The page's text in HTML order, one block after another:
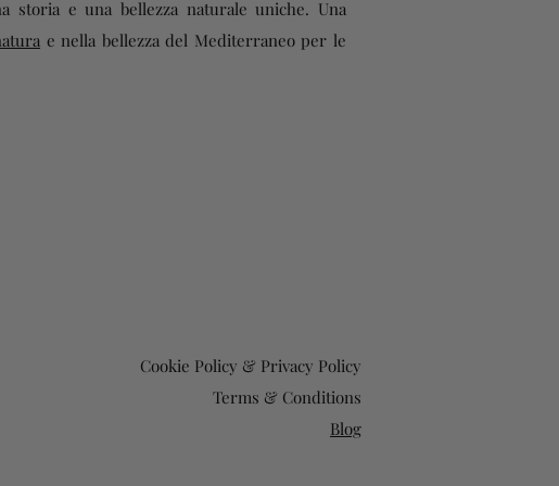
storia e una bellezza naturale uniche. Una
e nella bellezza del Mediterraneo per le
Cookie Policy & Privacy Policy
Terms & Conditions
Blog